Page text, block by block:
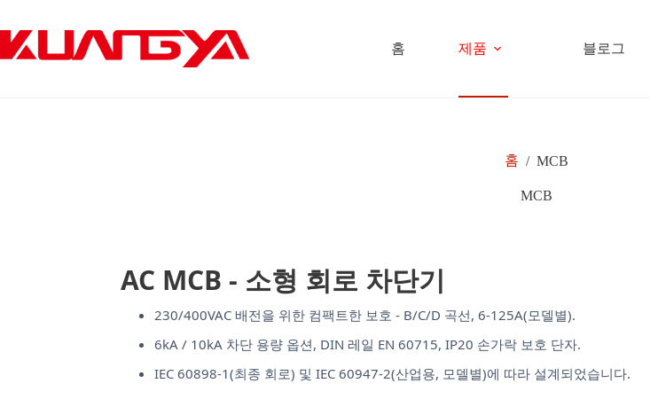
으
로
홈 제품 블로그
홈 / MCB
MCB
AC MCB - 소형 회로 차단기
230/400VAC 배전을 위한 컴팩트한 보호 - B/C/D 곡선, 6-125A(모델별).
6kA / 10kA 차단 용량 옵션, DIN 레일 EN 60715, IP20 손가락 보호 단자.
IEC 60898-1(최종 회로) 및 IEC 60947-2(산업용, 모델별)에 따라 설계되었습니다.